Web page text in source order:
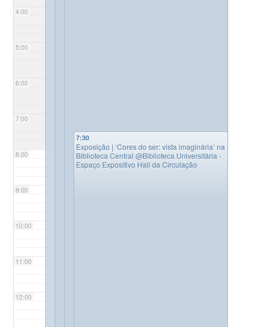
4:00
5:00
6:00
7:00
8:00
9:00
10:00
11:00
12:00
7:30
Exposição | ‘Cores do ser: vista imaginária’ na
Biblioteca Central@Biblioteca Universitária -
Espaço Expositivo Hall da Circulação